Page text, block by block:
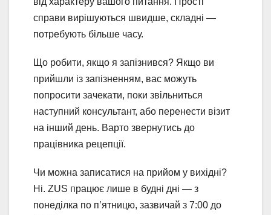
справи вирішуються швидше, складні —
потребують більше часу.
Що робити, якщо я запізнився? Якщо ви
прийшли із запізненням, вас можуть
попросити зачекати, поки звільниться
наступний консультант, або перенести візит
на інший день. Варто звернутись до
працівника рецепції.
Чи можна записатися на прийом у вихідні?
Ні. ZUS працює лише в будні дні — з
понеділка по п’ятницю, зазвичай з 7:00 до